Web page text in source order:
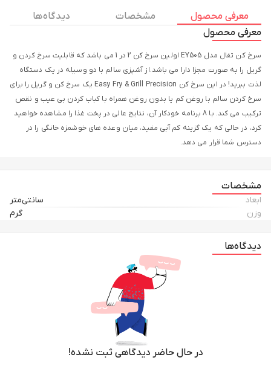
معرفی محصول مشخصات
دیدگاه ها
معرفی محصول
سرخ کن تفال مدل EY505 اولین سرخ کن 2 در 1 می باشد که قابلیت سرخ کردن و
گریل را به صورت مجزا دارا می باشد.از آشپزی سالم با دو وسیله در یک دستگاه
لذت ببرید! در این سرخ کن Easy Fry & Grill Precision یک سرخ کن و گریل را برای
سرخ کردن سالم با روغن کم یا بدون روغن همراه با کباب کردن بی عیب و نقص
ترکیب می کند. با 8 برنامه خودکار آن، نتایج عالی در پخت غذا را مشاهده خواهید
کرد، در حالی که یک گزینه کم آبی مفید، میان وعده های خوشمزه خانگی را در
دسترس شما قرار می دهد.
مشخصات
ابعاد
سانتی‌متر
وزن
گرم
دیدگاه‌ها
در حال حاضر دیدگاهی ثبت نشده!